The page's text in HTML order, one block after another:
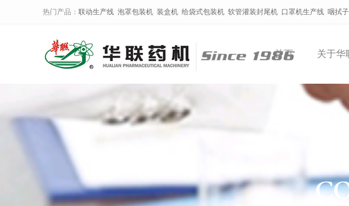
热门产品： 联动生产线 泡罩包装机 装盒机 给袋式包装机 软管灌装封尾机 口罩机生产线 咽拭
首页 关于华